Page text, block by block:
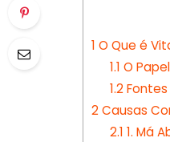
1 O Que é
1.1 O
1.2Fontes
2Causas
2.1 1. Má